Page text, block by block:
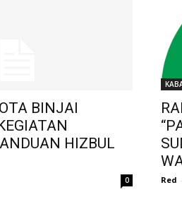
BINJAI
HIZBUL
0 Red -